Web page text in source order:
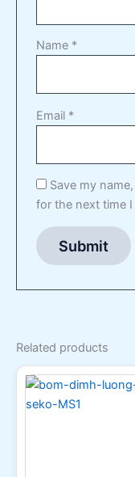
Name *
Email *
Save my
for the next time
Related products